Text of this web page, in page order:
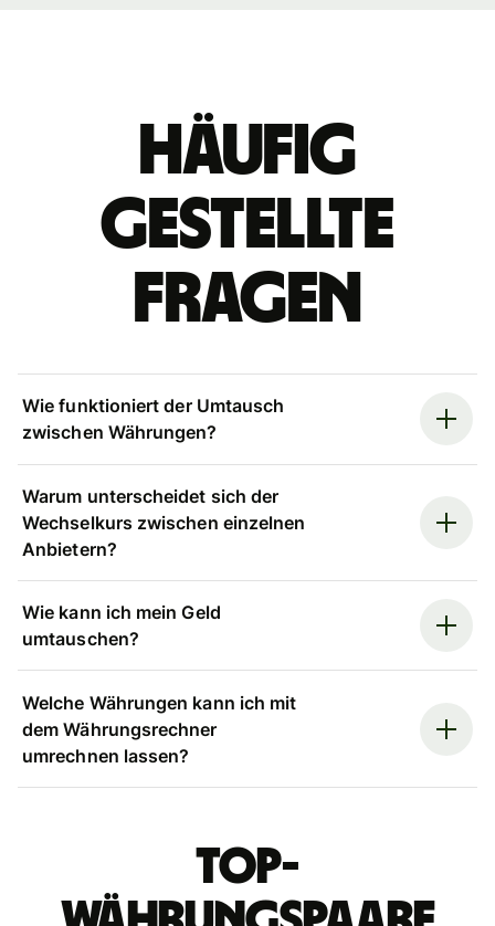
Häufig
gestellte
Fragen
Wie funktioniert der Umtausch
zwischen Währungen?
Warum unterscheidet sich der
Wechselkurs zwischen einzelnen
Anbietern?
Wie kann ich mein Geld
umtauschen?
Welche Währungen kann ich mit
dem Währungsrechner
umrechnen lassen?
Top-